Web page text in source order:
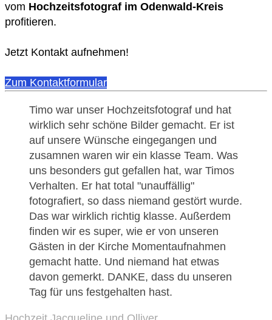
vom Hochzeitsfotograf im Odenwald-Kreis
profitieren.
Jetzt Kontakt aufnehmen!
Zum Kontaktformular
Timo war unser Hochzeitsfotograf und hat
wirklich sehr schöne Bilder gemacht. Er ist
auf unsere Wünsche eingegangen und
zusamnen waren wir ein klasse Team. Was
uns besonders gut gefallen hat, war Timos
Verhalten. Er hat total "unauffällig"
fotografiert, so dass niemand gestört wurde.
Das war wirklich richtig klasse. Außerdem
finden wir es super, wie er von unseren
Gästen in der Kirche Momentaufnahmen
gemacht hatte. Und niemand hat etwas
davon gemerkt. DANKE, dass du unseren
Tag für uns festgehalten hast.